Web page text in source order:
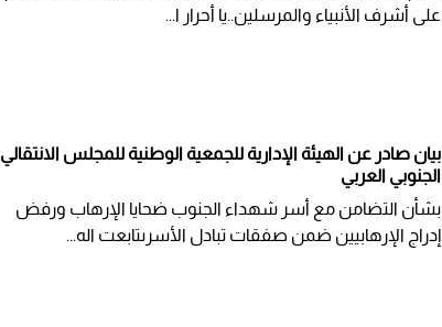
على أشرف الأنبياء والمرسلين..يا أحرار ا...
بيان صادر عن الهيئة الإدارية للجمعية الوطنية للمجلس الانتقالي
الجنوبي العربي
بشأن التضامن مع أسر شهداء الجنوب ضحايا الإرهاب ورفض
إدراج الإرهابيين ضمن صفقات تبادل الأسرىتابعت اله...